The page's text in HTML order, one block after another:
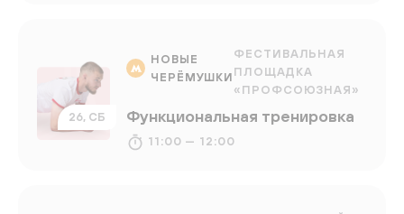
26, СБ
НОВЫЕ
ЧЕРЁМУШКИ
ФЕСТИВАЛЬНАЯ
ПЛОЩАДКА
«ПРОФСОЮЗНАЯ»
Функциональная тренировка
11:00 — 12:00